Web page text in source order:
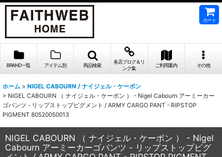
カート
BRAND一覧 アイテム別 商品検索
各店ブログ＆リ
ンク集
ご利用案内 その他
ホーム > NIGEL CABOURN / ナイジェル・ケーボン
> NIGEL CABOURN （ ナイジェル・ケーボン ） - Nigel Cabourn アーミーカー
ゴパンツ - リップストップピグメント / ARMY CARGO PANT - RIPSTOP
PIGMENT 80520050013
NIGEL CABOURN （ ナイジェル・ケーボン ） - Nigel
Cabourn アーミーカーゴパンツ - リップストップピグ